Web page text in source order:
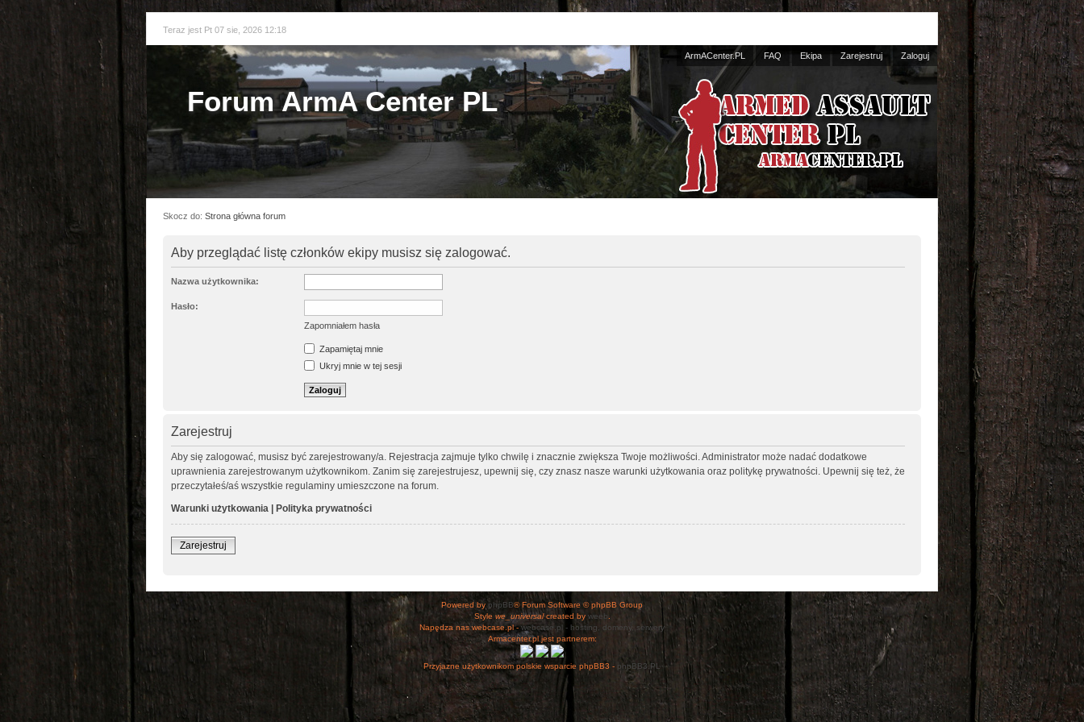
Teraz jest Pt 07 sie, 2026 12:18
ArmACenter.PL FAQ Ekipa Zarejestruj Zaloguj
Forum ArmA Center PL
Skocz do: Strona główna forum
Aby przeglądać listę członków ekipy musisz się zalogować.
Nazwa użytkownika:
Hasło:
Zapomniałem hasła
Zapamiętaj mnie
Ukryj mnie w tej sesji
Zarejestruj
Aby się zalogować, musisz być zarejestrowany/a. Rejestracja zajmuje tylko chwilę i znacznie zwiększa Twoje możliwości. Administrator może nadać dodatkowe
uprawnienia zarejestrowanym użytkownikom. Zanim się zarejestrujesz, upewnij się, czy znasz nasze warunki użytkowania oraz politykę prywatności. Upewnij się też, że
przeczytałeś/aś wszystkie regulaminy umieszczone na forum.
Warunki użytkowania
Polityka prywatności
Zarejestruj
Powered by phpBB® Forum Software © phpBB Group
Style we_universalcreated by weeb.
Napędza nas webcase.pl -webcase.pl - hosting, domeny, serwery
Armacenter.pl jest partnerem:
Przyjazne użytkownikom polskie wsparcie phpBB3 - phpBB3.PL